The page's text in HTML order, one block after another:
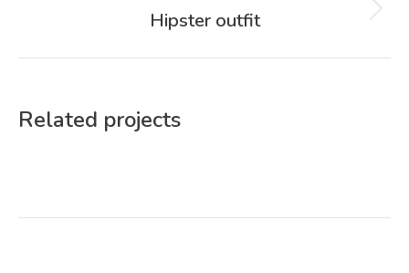
Next
Hipster outfit
Related projects